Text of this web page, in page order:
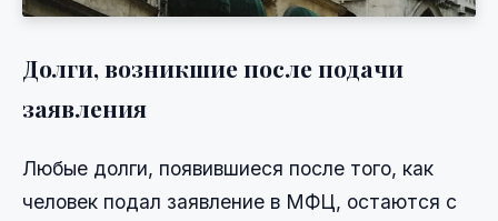
Долги, возникшие после подачи
заявления
Любые долги, появившиеся после того, как
человек подал заявление в МФЦ, остаются с